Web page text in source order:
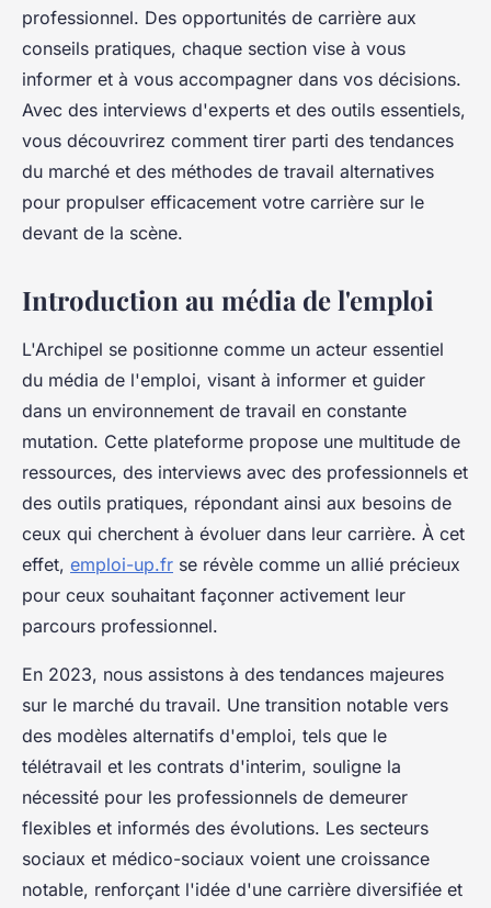
professionnel. Des opportunités de carrière aux
conseils pratiques, chaque section vise à vous
informer et à vous accompagner dans vos décisions.
Avec des interviews d'experts et des outils essentiels,
vous découvrirez comment tirer parti des tendances
du marché et des méthodes de travail alternatives
pour propulser efficacement votre carrière sur le
devant de la scène.
Introduction au média de l'emploi
L'Archipel se positionne comme un acteur essentiel
du média de l'emploi, visant à informer et guider
dans un environnement de travail en constante
mutation. Cette plateforme propose une multitude de
ressources, des interviews avec des professionnels et
des outils pratiques, répondant ainsi aux besoins de
ceux qui cherchent à évoluer dans leur carrière. À cet
effet, emploi-up.fr se révèle comme un allié précieux
pour ceux souhaitant façonner activement leur
parcours professionnel.
En 2023, nous assistons à des tendances majeures
sur le marché du travail. Une transition notable vers
des modèles alternatifs d'emploi, tels que le
télétravail et les contrats d'interim, souligne la
nécessité pour les professionnels de demeurer
flexibles et informés des évolutions. Les secteurs
sociaux et médico-sociaux voient une croissance
notable, renforçant l'idée d'une carrière diversifiée et